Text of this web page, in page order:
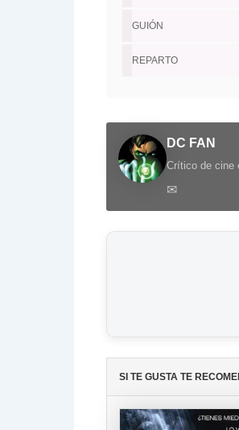
GUIÓN
REPARTO
DC FAN
Crítico de cine
✉
SI TE GUSTA TE